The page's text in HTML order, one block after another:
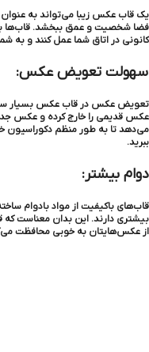
یک قاب عکس زیبا می‌تواند به
فضا شخصیت و عمق ببخشد. قاب‌ها
کانونی در اتاق شما عمل کنند و به
سهولت تعویض عکس:
تعویض عکس در قاب عکس بسیار
عکس قدیمی را خارج کرده و عکس
می‌دهد تا به طور منظم دکوراسیون
ببرید.
دوام بیشتر:
قاب‌های باکیفیت از مواد بادوام
بیشتری دارند. این بدان معناست
از عکس‌هایتان به خوبی محافظت